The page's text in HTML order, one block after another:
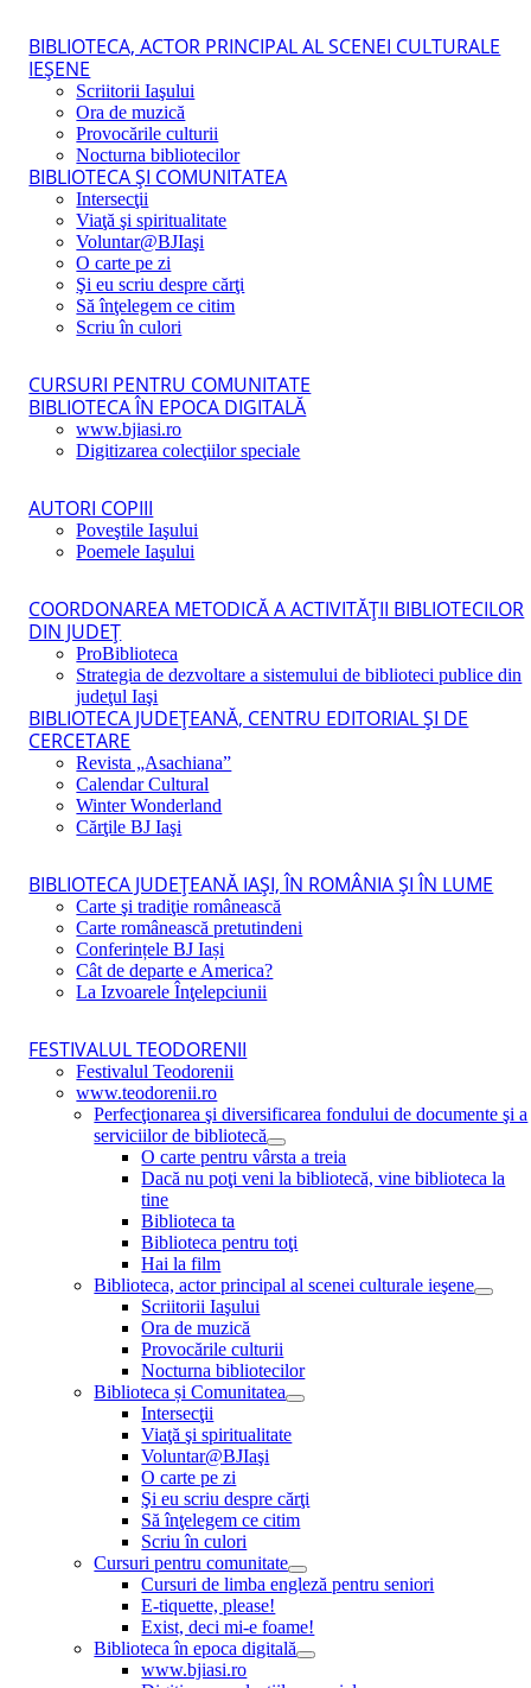
BIBLIOTECA, ACTOR PRINCIPAL AL SCENEI CULTURALE
IEŞENE
Scriitorii Iaşului
Ora de muzică
Provocările culturii
Nocturna bibliotecilor
BIBLIOTECA ŞI COMUNITATEA
Intersecţii
Viaţă şi spiritualitate
Voluntar@BJIaşi
O carte pe zi
Şi eu scriu despre cărţi
Să înţelegem ce citim
Scriu în culori
CURSURI PENTRU COMUNITATE
BIBLIOTECA ÎN EPOCA DIGITALĂ
www.bjiasi.ro
Digitizarea colecţiilor speciale
AUTORI COPIII
Poveştile Iaşului
Poemele Iaşului
COORDONAREA METODICĂ A ACTIVITĂŢII BIBLIOTECILOR
DIN JUDEŢ
ProBiblioteca
Strategia de dezvoltare a sistemului de biblioteci publice din
judeţul Iaşi
BIBLIOTECA JUDEŢEANĂ, CENTRU EDITORIAL ŞI DE
CERCETARE
Revista „Asachiana”
Calendar Cultural
Winter Wonderland
Cărţile BJ Iaşi
BIBLIOTECA JUDEŢEANĂ IAŞI, ÎN ROMÂNIA ŞI ÎN LUME
Carte şi tradiţie românească
Carte românească pretutindeni
Conferințele BJ Iași
Cât de departe e America?
La Izvoarele Înţelepciunii
FESTIVALUL TEODORENII
Festivalul Teodorenii
www.teodorenii.ro
Perfecţionarea şi diversificarea fondului de documente şi a
serviciilor de bibliotecă
O carte pentru vârsta a treia
Dacă nu poţi veni la bibliotecă, vine biblioteca la
tine
Biblioteca ta
Biblioteca pentru toţi
Hai la film
Biblioteca, actor principal al scenei culturale ieşene
Scriitorii Iaşului
Ora de muzică
Provocările culturii
Nocturna bibliotecilor
Biblioteca și Comunitatea
Intersecţii
Viaţă şi spiritualitate
Voluntar@BJIaşi
O carte pe zi
Şi eu scriu despre cărţi
Să înţelegem ce citim
Scriu în culori
Cursuri pentru comunitate
Cursuri de limba engleză pentru seniori
E-tiquette, please!
Exist, deci mi-e foame!
Biblioteca în epoca digitală
www.bjiasi.ro